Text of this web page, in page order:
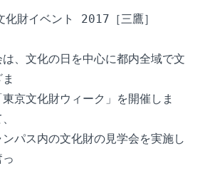
財イベント 2017［三鷹］
、文化の日を中心に都内全域で文
京文化財ウィーク」を開催しま
パス内の文化財の見学会を実施し